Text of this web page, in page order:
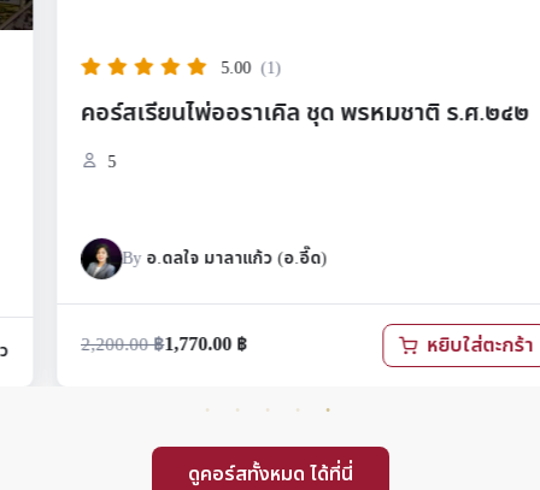
5.00 (1)
คอร์สเรียนไพ่ออราเคิล ชุด พรหมชาติ ร.ศ.๒๔๒
Byอ.ดลใจ มาลาแก้ว (อ.อี๊ด)
2,200.00฿1,770.00฿ หยิบใส่ตะกร้า
ดูคอร์สทั้งหมด ได้ที่นี่